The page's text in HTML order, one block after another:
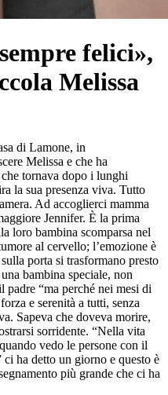
felici»,
Melissa
di Lamone, in
Melissa e che ha
tornava dopo i lunghi
la sua presenza viva. Tutto
Ad accoglierci mamma
Jennifer. È la prima
loro bambina scomparsa nel
al cervello; l’emozione è
porta si trasformano presto
bambina speciale, non
“ma perché nei mesi di
e serenità a tutti, senza
Sapeva che doveva morire,
sorridente. “Nella vita
vedo le persone con il
ci ha detto un giorno e questo è
più grande che ci ha